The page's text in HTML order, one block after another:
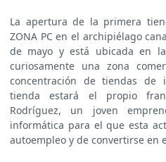
La apertura de la primera
ZONA PC en el archipiélago
de mayo y está ubicada en
curiosamente una zona
concentración de tiendas
tienda estará el propio
Rodríguez, un joven
informática para el que esta
autoempleo y de convertirse en